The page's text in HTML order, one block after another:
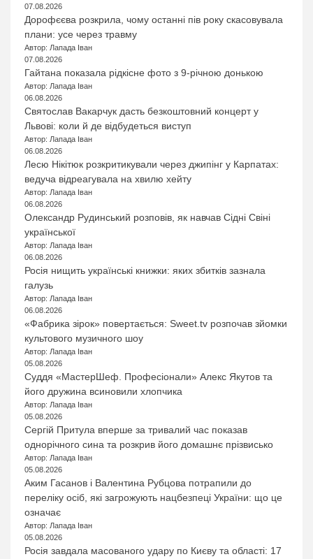
07.08.2026
Дорофєєва розкрила, чому останні пів року скасовувала
плани: усе через травму
Автор: Лапада Іван
07.08.2026
Гайтана показала рідкісне фото з 9-річною донькою
Автор: Лапада Іван
06.08.2026
Святослав Вакарчук дасть безкоштовний концерт у
Львові: коли й де відбудеться виступ
Автор: Лапада Іван
06.08.2026
Лесю Нікітюк розкритикували через джипінг у Карпатах:
ведуча відреагувала на хвилю хейту
Автор: Лапада Іван
06.08.2026
Олександр Рудинський розповів, як навчав Сідні Свіні
української
Автор: Лапада Іван
06.08.2026
Росія нищить українські книжки: яких збитків зазнала
галузь
Автор: Лапада Іван
06.08.2026
«Фабрика зірок» повертається: Sweet.tv розпочав зйомки
культового музичного шоу
Автор: Лапада Іван
05.08.2026
Суддя «МастерШеф. Професіонали» Алекс Якутов та
його дружина всиновили хлопчика
Автор: Лапада Іван
05.08.2026
Сергій Притула вперше за тривалий час показав
однорічного сина та розкрив його домашнє прізвисько
Автор: Лапада Іван
05.08.2026
Аким Гасанов і Валентина Рубцова потрапили до
переліку осіб, які загрожують нацбезпеці України: що це
означає
Автор: Лапада Іван
05.08.2026
Росія завдала масованого удару по Києву та області: 17